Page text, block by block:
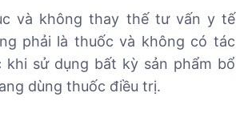
và không thay thế tư vấn y tế
phải là thuốc và không có tác
sử dụng bất kỳ sản phẩm bổ
dùng thuốc điều trị.